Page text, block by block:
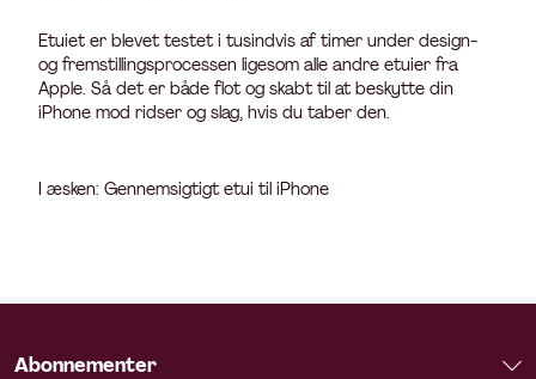
Etuiet er blevet testet i tusindvis af timer under design-
og fremstillingsprocessen ligesom alle andre etuier fra
Apple. Så det er både flot og skabt til at beskytte din
iPhone mod ridser og slag, hvis du taber den.
I æsken: Gennemsigtigt etui til iPhone
Abonnementer